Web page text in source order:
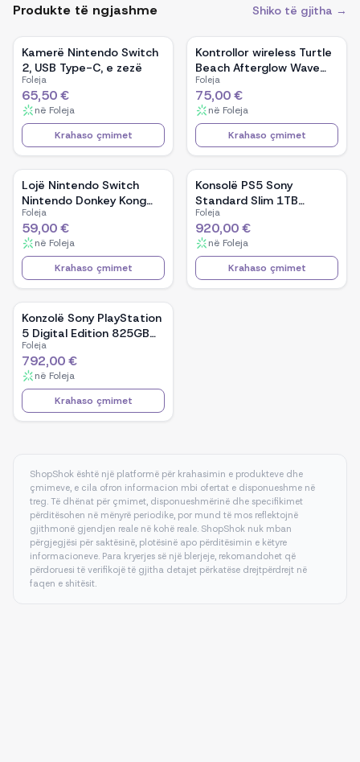
Produkte të ngjashme Shiko të gjitha →
Kamerë Nintendo Switch
2, USB Type-C, e zezë
Foleja
65,50 €
në Foleja
Krahaso çmimet
Kontrollor wireless Turtle
Beach Afterglow Wave
për Nintendo Switch 2,
RGB, bateri e
rikarikueshme 20 orë, i zi
Foleja
75,00 €
në Foleja
Krahaso çmimet
Lojë Nintendo Switch
Nintendo Donkey Kong
Country Returns HD, PEGI
3
Foleja
59,00 €
në Foleja
Krahaso çmimet
Konsolë PS5 Sony
Standard Slim 1TB
bardhë me Fortnite
Foleja
920,00 €
në Foleja
Krahaso çmimet
Konzolë Sony PlayStation
5 Digital Edition 825GB
bardhë
Foleja
792,00 €
në Foleja
Krahaso çmimet
ShopShok është një platformë për krahasimin e produkteve dhe
çmimeve, e cila ofron informacion mbi ofertat e disponueshme në
treg. Të dhënat për çmimet, disponueshmërinë dhe specifikimet
përditësohen në mënyrë periodike, por mund të mos reflektojnë
gjithmonë gjendjen reale në kohë reale. ShopShok nuk mban
përgjegjësi për saktësinë, plotësinë apo përditësimin e këtyre
informacioneve. Para kryerjes së një blerjeje, rekomandohet që
përdoruesi të verifikojë të gjitha detajet përkatëse drejtpërdrejt në
faqen e shitësit.